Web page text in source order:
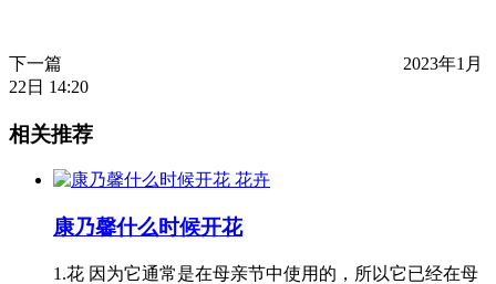
下一篇
2023年1月
22日 14:20
相关推荐
花卉
康乃馨什么时候开花
1.花 因为它通常是在母亲节中使用的，所以它已经在母